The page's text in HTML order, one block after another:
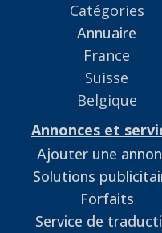
Catégories
Annuaire
France
Suisse
Belgique
Annonces et
Ajouter une
Solutions
Forfaits
Service de